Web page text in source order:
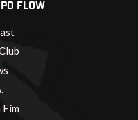
FLOW
Fim